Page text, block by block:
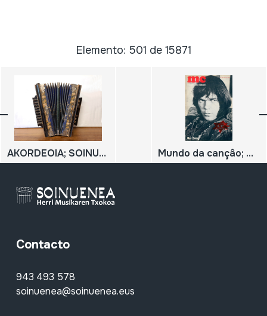
Elemento: 501 de 15871
AKORDEOIA; SOINUA; AKORDEOI DIATONIKOA Mundo da cançâo; Neil Young;
Contacto
943 493 578
soinuenea@soinuenea.eus